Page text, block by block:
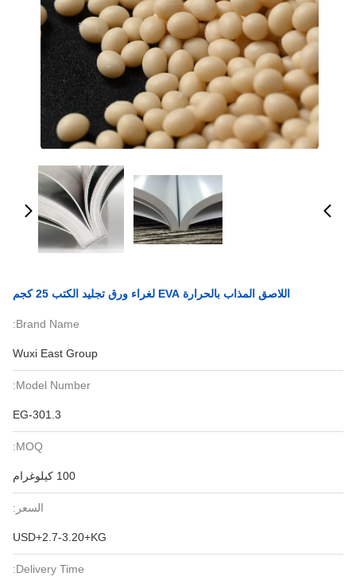
اللاصق المذاب بالحرارة EVA لغراء ورق تجليد الكتب 25 كجم
Brand Name:
Wuxi East Group
Model Number:
EG-301.3
MOQ:
100 كيلوغرام
السعر:
USD+2.7-3.20+KG
Delivery Time: